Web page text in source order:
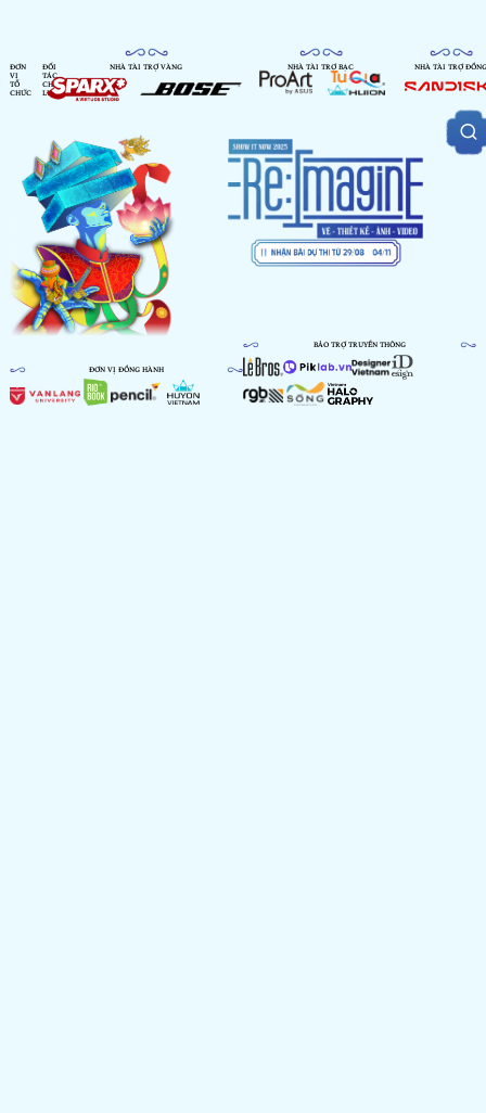
ĐƠN
VỊ
TỔ
CHỨC
ĐỐI
TÁC
CHIẾN
LƯỢC
NHÀ TÀI TRỢ VÀNG NHÀ TÀI TRỢ BẠC NHÀ TÀI TRỢ ĐỒNG
ĐƠN VỊ ĐỒNG HÀNH
BẢO TRỢ TRUYỀN THÔNG